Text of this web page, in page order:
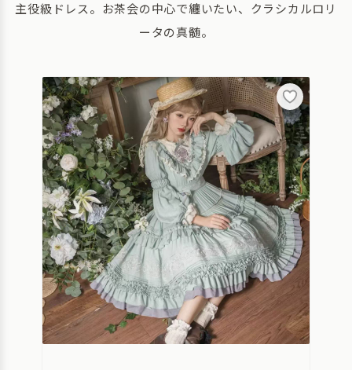
主役級ドレス。お茶会の中心で纏いたい、クラシカルロリ
ータの真髄。